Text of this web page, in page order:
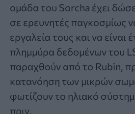
ομάδα του Sorcha έχει
σε ερευνητές παγκοσμίως
εργαλεία τους και να είναι
πλημμύρα δεδομένων του
παραχθούν από το Rubin,
κατανόηση των μικρών
φωτίζουν το ηλιακό
πριν.